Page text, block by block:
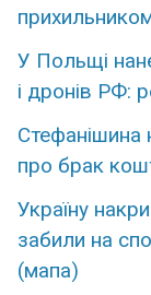
У Польщі
і дронів РФ:
Стефанішина
про брак
Україну
забили на
(мапа)